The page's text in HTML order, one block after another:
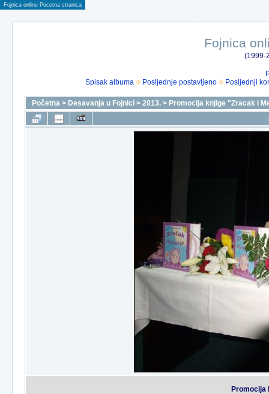
Fojnica online Pocetna stranica
Fojnica
(1999-
Spisak albuma
Posljednje postavljeno Posljednji
Početna > Desavanja u Fojnici > 2013. > Promocija knjige "Zracak i
Promocija